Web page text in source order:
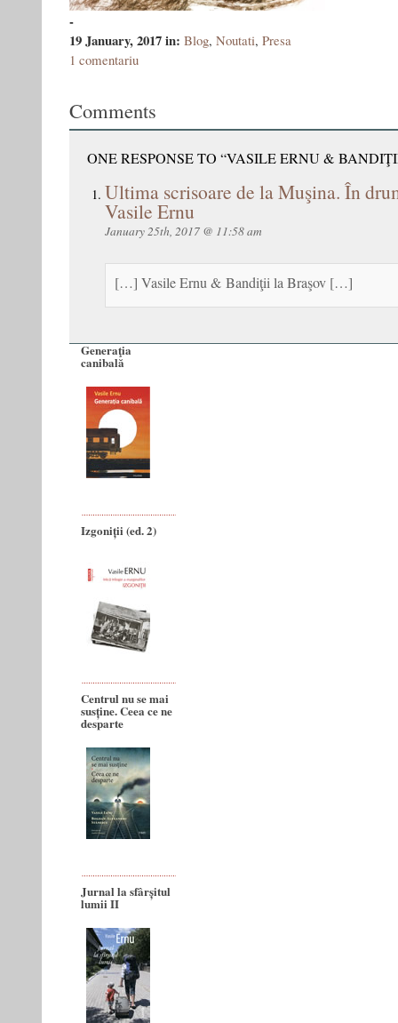
-
19 January, 2017in: Blog, Noutati, Presa
1 comentariu
Comments
ONE RESPONSE TO “VASILE ERNU &
Ultima scrisoare de la Muşina. În
Vasile Ernu
January 25th, 2017 @ 11:58 am
[…] Vasile Ernu & Bandiţii la Braşov […]
Generaţia
canibală
Izgoniții (ed. 2)
Centrul nu se mai
susține. Ceea ce ne
desparte
Jurnal la sfârșitul
lumii II